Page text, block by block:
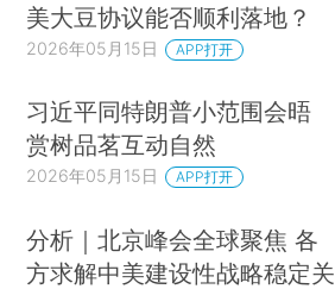
美大豆协议能否顺利落地？
2026年05月15日 APP打开
习近平同特朗普小范围会晤
赏树品茗互动自然
2026年05月15日 APP打开
分析｜北京峰会全球聚焦 各
方求解中美建设性战略稳定关